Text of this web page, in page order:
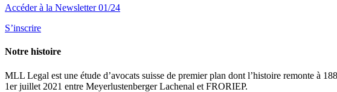
Accéder à la Newsletter 01/24
S’inscrire
Notre histoire
MLL Legal est une étude d’avocats suisse de premier plan dont l’histoire remonte à
1er juillet 2021 entre Meyerlustenberger Lachenal et FRORIEP.